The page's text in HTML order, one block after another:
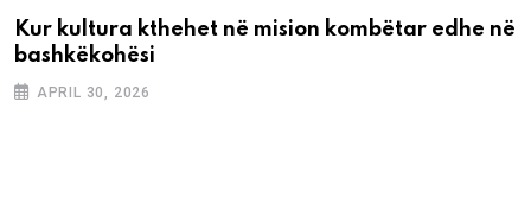
Kur kultura kthehet në mision kombëtar edhe në
bashkëkohësi
APRIL 30, 2026